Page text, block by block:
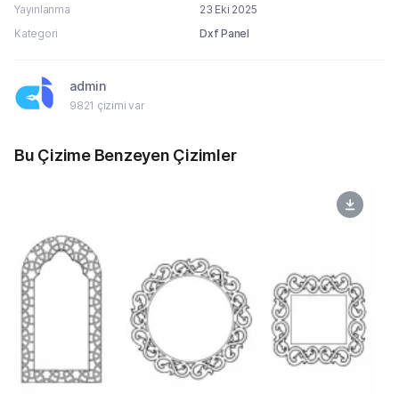
Yayınlanma
23 Eki 2025
Kategori
Dxf Panel
admin
9821 çizimi var
Bu Çizime Benzeyen Çizimler